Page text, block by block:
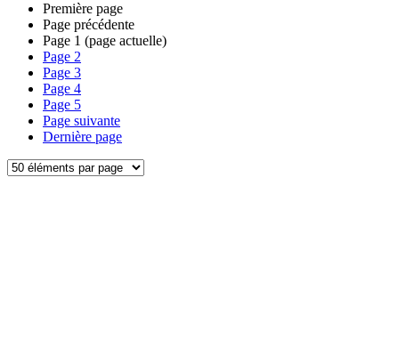
Première page
Page précédente
Page 1 (page actuelle)
Page 2
Page 3
Page 4
Page 5
Page suivante
Dernière page